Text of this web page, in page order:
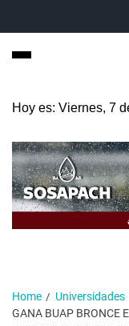
Hoy es: Viernes, 7
Home
Universidades
GANA BUAP BRONCE